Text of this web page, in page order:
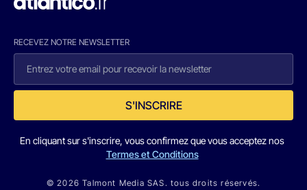
RECEVEZ NOTRE NEWSLETTER
S'INSCRIRE
En cliquant sur s'inscrire, vous confirmez que vous acceptez nos
Termes et Conditions
© 2026 Talmont Media SAS. tous droits réservés.